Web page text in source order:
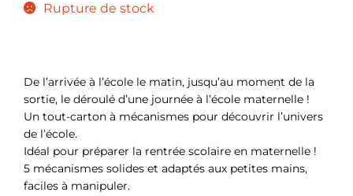
Rupture de stock
De l’arrivée à l’école le matin, jusqu’au moment de la
sortie, le déroulé d’une journée à l’école maternelle !
Un tout-carton à mécanismes pour découvrir l’univers
de l’école.
Idéal pour préparer la rentrée scolaire en maternelle !
5 mécanismes solides et adaptés aux petites mains,
faciles à manipuler.